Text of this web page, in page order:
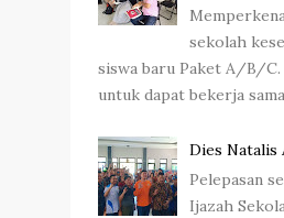
sekolah
siswa baru Paket A/B/
untuk dapat bekerja
Dies Natalis
Pelepasan
Ijazah